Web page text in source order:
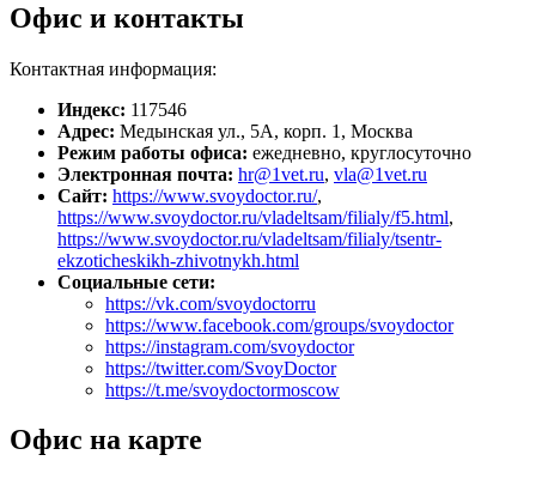
Офис и контакты
Контактная информация:
Индекс: 117546
Адрес: Медынская ул., 5А, корп. 1, Москва
Режим работы офиса: ежедневно, круглосуточно
Электронная почта: hr@1vet.ru, vla@1vet.ru
Сайт: https://www.svoydoctor.ru/,
https://www.svoydoctor.ru/vladeltsam/filialy/f5.html,
https://www.svoydoctor.ru/vladeltsam/filialy/tsentr-
ekzoticheskikh-zhivotnykh.html
Социальные сети:
https://vk.com/svoydoctorru
https://www.facebook.com/groups/svoydoctor
https://instagram.com/svoydoctor
https://twitter.com/SvoyDoctor
https://t.me/svoydoctormoscow
Офис на карте